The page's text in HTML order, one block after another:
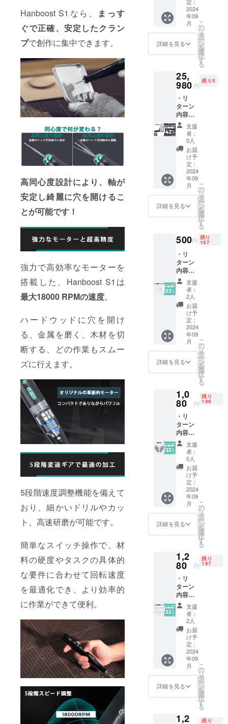
Hanboost S1なら、
まっす
ぐで正確、安定したクラン
プで創作に集中できます。
高同心度設計により、軸が
安定し綺麗に穴を開けるこ
とが可能です！
強力で高効率なモーターを
搭載した、Hanboost S1は
最大18000 RPMの速度。
ハードウッドに穴を開け
る、金属を磨く、木材を切
断する、どの作業もスムー
ズに行えます。
5段階速度調整機能を備えて
おり、細かいドリルやカッ
ト、高速研磨が可能です。
簡単なスイッチ操作で、材
料の硬度やタスクの具体的
な要件に合わせて回転速度
を最適化でき、より効率的
に作業ができて便利。
能性も
ござい
ます。
類似商
品が発
生する
ご了承
頂いた
支援頂
けます
様お願
い致し
ます。
2024年
10月頃
からオ
ンライ
ショッ
プなど
般販売
開始予
より出
荷時期
が遅れ
る場合
があり
より量
産効率
が向上
した場
合、正
規販売
価格が
販売予
定価格
より下
がる可
能性も
ござい
ます。
類似商
品が発
生する
ご了承
上でご
支援頂
けます
様お願
い致し
ます。
2024年
10月頃
からオ
ンライ
ショッ
プなど
にて一
す。
格：
29,960
円 ※リ
ターン
はすべ
て税・
送料込
額にな
りま
す。 ※
ご注文
状況、
使用部
材の供
給状
況、製
造工程
上の都
合等に
より出
荷時期
が遅れ
る場合
があり
より量
産効率
が向上
した場
合、正
規販売
価格が
販売予
定価格
より下
がる可
能性も
ござい
ます。
類似商
品が発
生する
可能性
ます。
ご了承
頂いた
上でご
支援頂
けます
様お願
い致し
ます。
2024年
10月頃
からオ
ンライ
ショッ
プなど
にて一
す。
2024
年09
月
詳細を見る
こ
の
リ
タ
ー
ン
を
選
択
す
る
25,
980 円
残り5
・リ
ターン
内容：
Hanboo
st S1×3
セット
・一般
販売予
定価
格：
44,940
円 ※リ
ターン
はすべ
て税・
送料込
額にな
りま
す。 ※
ご注文
状況、
使用部
材の供
給状
況、製
造工程
上の都
合等に
より出
荷時期
が遅れ
る場合
があり
ます。
支援に
より量
産効率
が向上
した場
合、正
規販売
価格が
販売予
定価格
より下
がる可
能性も
ござい
ます。
類似商
品が発
生する
可能性
ます。
ご了承
頂いた
上でご
支援頂
けます
様お願
い致し
ます。
2024年
10月頃
からオ
ンライ
ショッ
プなど
にて一
す。
支援
者：
0人
お届
け予
定：
2024
年09
月
詳細を見る
こ
の
リ
タ
ー
ン
を
選
択
す
る
500円 残り
197
・リ
ターン
内容：
S1の保
護シー
ルド×1
セット
・一般
販売予
定価
格：640
円 ※リ
ターン
はすべ
て税・
送料込
額にな
りま
す。 ※
ご注文
状況、
使用部
材の供
給状
況、製
造工程
上の都
合等に
より出
荷時期
が遅れ
る場合
があり
より量
産効率
が向上
した場
合、正
規販売
価格が
販売予
定価格
より下
がる可
能性も
ござい
ます。
類似商
品が発
生する
ご了承
支援
者：
2人
お届
け予
定：
2024
年09
月
詳細を見る
こ
の
リ
タ
ー
ン
を
選
択
す
る
1,0
80 円
残り
199
・リ
ターン
内容：
保護手
袋×1
セット
・一般
販売予
定価
格：
1,600円
※リター
ンはす
べて
税・送
料込み
になり
ます。
※ご注文
状況、
使用部
材の供
給状
況、製
造工程
上の都
合等に
より出
荷時期
が遅れ
る場合
があり
ます。
産効率
支援
者：
0人
お届
け予
定：
2024
年09
月
詳細を見る
こ
の
リ
タ
ー
ン
を
選
択
す
る
1,2
80 円
残り
197
・リ
ターン
内容：
12pc研
磨ビッ
ト×1
セット
・一般
販売予
定価
格：
1,920円
※リター
ンはす
べて
税・送
の金額
支援
者：
2人
お届
け予
定：
2024
年09
月
詳細を見る
こ
の
リ
タ
ー
ン
を
選
択
す
る
1,2 残り